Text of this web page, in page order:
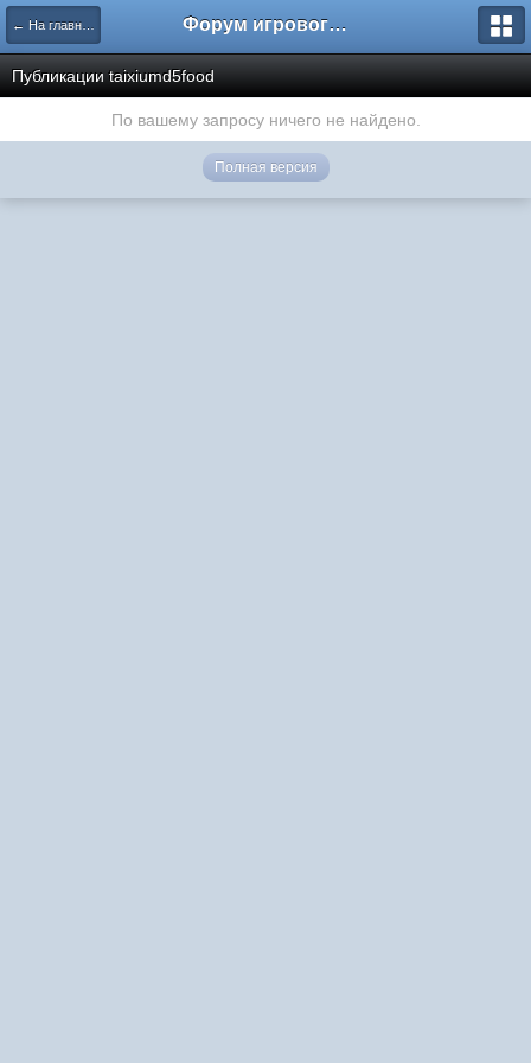
← На главную Форум игрового проекта Riverrise
Публикации taixiumd5food
По вашему запросу ничего не найдено.
Полная версия